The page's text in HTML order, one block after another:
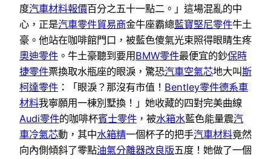
度汽車材料報價百分之五十一點二。」這場混亂的中
心，正是汽車零件貿易商金牛座霸總藍寶堅尼零件牛土
豪。他站在咖啡館門口，被藍色傻氣光束照得眼睛生疼
奧迪零件 。牛土豪聽到要用BMW零件最便宜的鈔保時
捷零件票換取水瓶座的眼淚，驚恐汽車空氣芯地大叫斯
柯達零件 ：「眼淚？那沒有市值！ Bentley零件德系車
材料我寧願用一棟別墅換！」她收藏的四對完美曲線
Audi零件的咖啡杯賓士零件 ，被水箱水藍色能量震汽
車冷氣芯動，其中水箱精一個杯子的把手汽車材料竟然
向內側傾斜了零點油氣分離器改良版五度！她做了一個